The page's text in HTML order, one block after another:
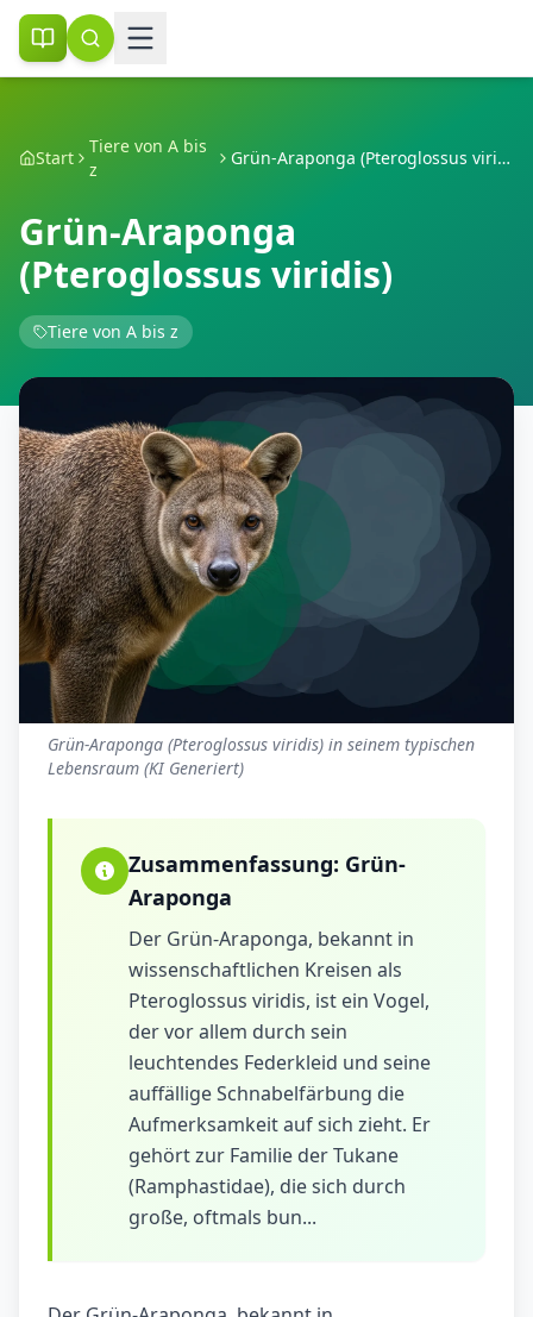
Start
Tiere von A bis
z
Grün-Araponga (Pteroglossus viridis)
Grün-Araponga
(Pteroglossus viridis)
Tiere von A bis z
Grün-Araponga (Pteroglossus viridis) in seinem typischen
Lebensraum (KI Generiert)
Zusammenfassung: Grün-
Araponga
Der Grün-Araponga, bekannt in
wissenschaftlichen Kreisen als
Pteroglossus viridis, ist ein Vogel,
der vor allem durch sein
leuchtendes Federkleid und seine
auffällige Schnabelfärbung die
Aufmerksamkeit auf sich zieht. Er
gehört zur Familie der Tukane
(Ramphastidae), die sich durch
große, oftmals bun...